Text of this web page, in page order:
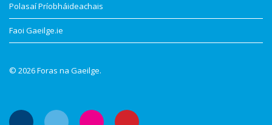
Polasaí Príobháideachais
Faoi Gaeilge.ie
© 2026 Foras na Gaeilge.